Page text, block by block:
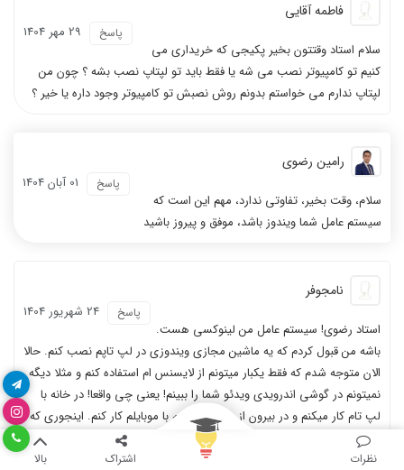
نظرات اشتراک بالا
فاطمه آقایی
29 مهر 1404 پاسخ
سلام استاد وقتتون بخیر پکیجی که خریداری می
کنیم تو کامپیوتر نصب می شه یا فقط باید تو لپتاپ نصب بشه ؟ چون من
لپتاپ ندارم می خواستم بدونم روش نصبش تو کامپیوتر وجود داره یا خیر ؟
رامین رضوی
01 آبان 1404 پاسخ
سلام، وقت بخیر، تفاوتی ندارد، مهم این است که
سیستم عامل شما ویندوز باشد، موفق و پیروز باشید
نامجوفر
24 شهریور 1404 پاسخ
استاد رضوی! سیستم عامل من لینوکسی هست.
باشه من قبول کردم که یه ماشین مجازی ویندوزی در لپ تاپم نصب کنم. حالا
الان متوجه شدم که فقط یکبار میتونم از لایسنس ام استفاده کنم و مثلا دیگه
نمیتونم در گوشی اندرویدی ویدئو شما را ببینم! یعنی چی واقعا! در خانه با
لپ تام کار میکنم و در بیرون از منزل مجبورم با موبایلم کار کنم. اینجوری که
شما طراحی کردید باید همیشه لپ تاپم کنارم باشه. خوب این مشکل طراحی
داره. الان دوره را خریداری کردم و گرفتار شدم و نگران. اگر سیستم عامل ام